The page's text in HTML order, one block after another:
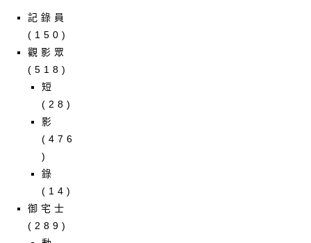
記錄員
(150)
觀影眾
(518)
短
(28)
影
(476
)
錄
(14)
御宅士
(289)